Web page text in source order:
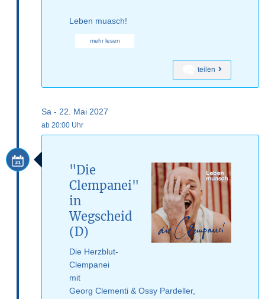
Leben muasch!
mehr lesen
teilen
Sa - 22. Mai 2027
ab 20:00 Uhr
"Die
Clempanei"
in
Wegscheid
(D)
Die Herzblut-
Clempanei
mit
Georg Clementi & Ossy Pardeller,